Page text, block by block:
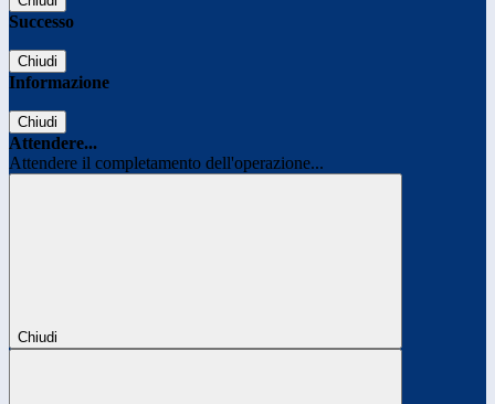
Successo
Chiudi
Informazione
Chiudi
Attendere...
Attendere il completamento dell'operazione...
Chiudi